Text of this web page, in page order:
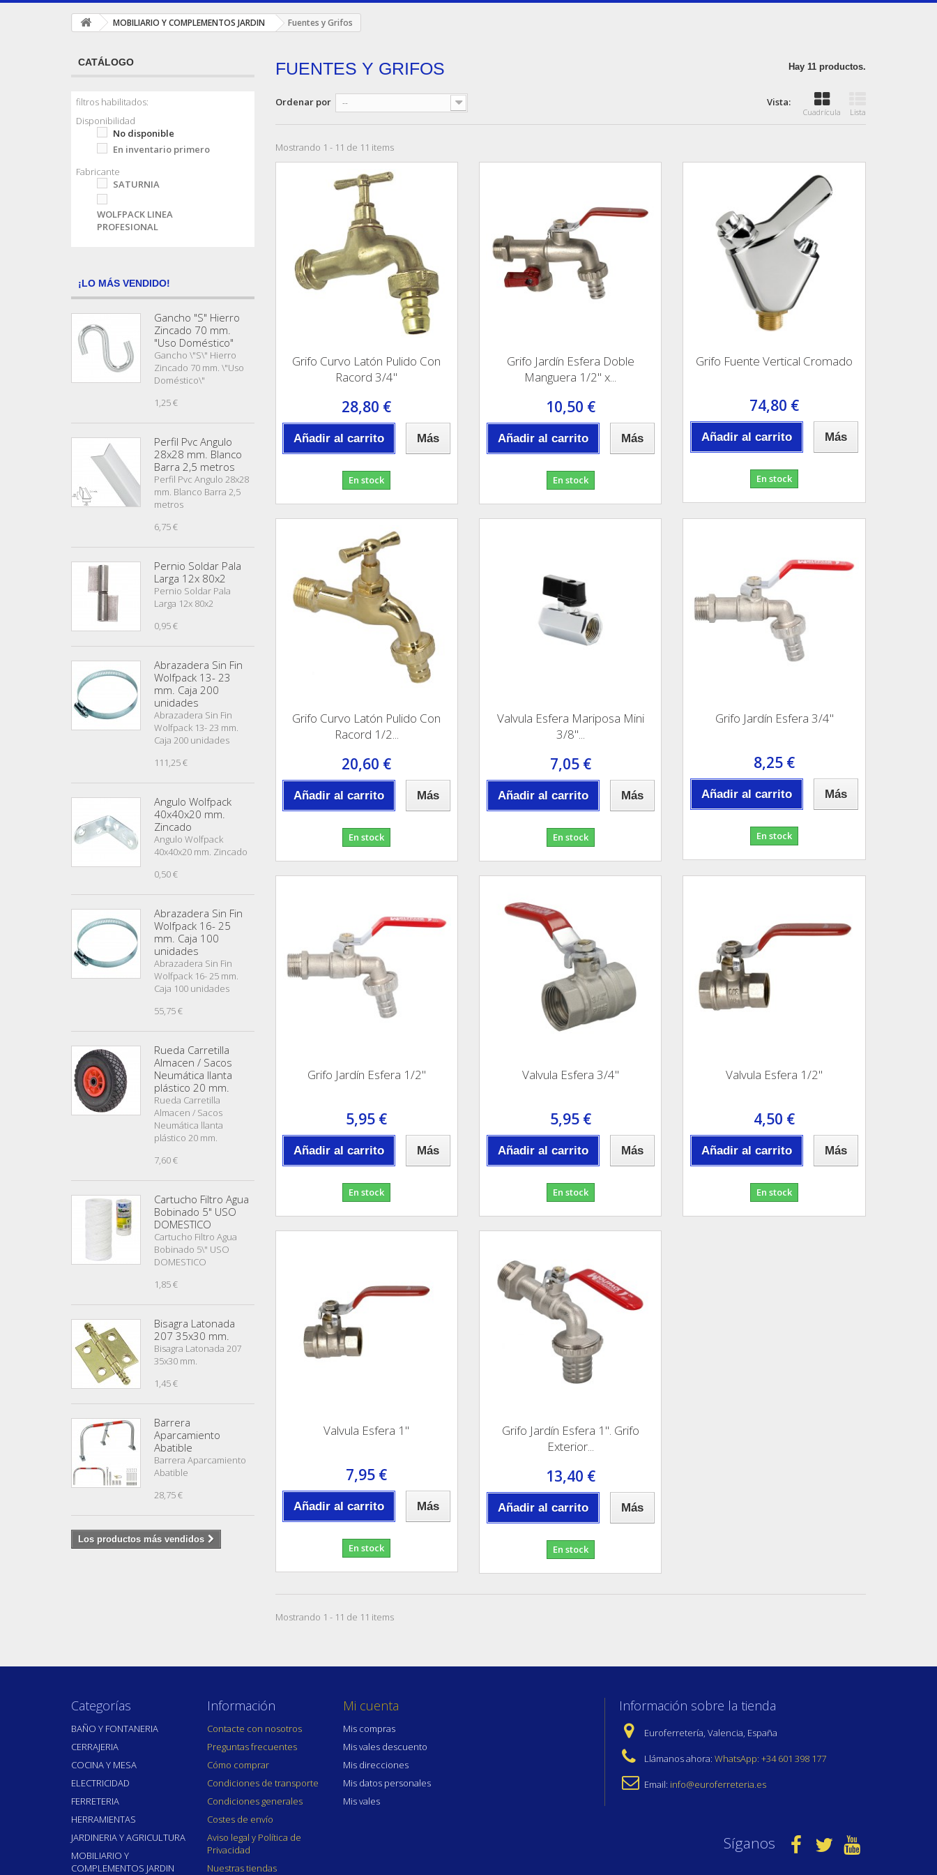
MOBILIARIO Y COMPLEMENTOS JARDIN Fuentes y Grifos
CATÁLOGO
filtros habilitados:
Disponibilidad
No disponible
En inventario primero
Fabricante
SATURNIA
WOLFPACK LINEA
PROFESIONAL
¡LO MÁS VENDIDO!
Gancho "S" Hierro
Zincado 70 mm.
"Uso Doméstico"
Gancho \"S\" Hierro
Zincado 70 mm. \"Uso
Doméstico\"
1,25 €
Perfil Pvc Angulo
28x28 mm. Blanco
Barra 2,5 metros
Perfil Pvc Angulo 28x28
mm. Blanco Barra 2,5
metros
6,75 €
Pernio Soldar Pala
Larga 12x 80x2
Pernio Soldar Pala
Larga 12x 80x2
0,95 €
Abrazadera Sin Fin
Wolfpack 13- 23
mm. Caja 200
unidades
Abrazadera Sin Fin
Wolfpack 13- 23 mm.
Caja 200 unidades
111,25 €
Angulo Wolfpack
40x40x20 mm.
Zincado
Angulo Wolfpack
40x40x20 mm. Zincado
0,50 €
Abrazadera Sin Fin
Wolfpack 16- 25
mm. Caja 100
unidades
Abrazadera Sin Fin
Wolfpack 16- 25 mm.
Caja 100 unidades
55,75 €
Rueda Carretilla
Almacen / Sacos
Neumática llanta
plástico 20 mm.
Rueda Carretilla
Almacen / Sacos
Neumática llanta
plástico 20 mm.
7,60 €
Cartucho Filtro Agua
Bobinado 5" USO
DOMESTICO
Cartucho Filtro Agua
Bobinado 5\" USO
DOMESTICO
1,85 €
Bisagra Latonada
207 35x30 mm.
Bisagra Latonada 207
35x30 mm.
1,45 €
Barrera
Aparcamiento
Abatible
Barrera Aparcamiento
Abatible
28,75 €
Los productos más vendidos
FUENTES Y GRIFOS Hay 11 productos.
Vista:
Cuadrícula Lista
Ordenar por --
Mostrando 1 - 11 de 11 items
Grifo Curvo Latón Pulido Con
Racord 3/4"
28,80 €
Añadir al carrito Más
En stock
Grifo Jardín Esfera Doble
Manguera 1/2" x...
10,50 €
Añadir al carrito Más
En stock
Grifo Fuente Vertical Cromado
74,80 €
Añadir al carrito Más
En stock
Grifo Curvo Latón Pulido Con
Racord 1/2...
20,60 €
Añadir al carrito Más
En stock
Valvula Esfera Mariposa Mini
3/8"...
7,05 €
Añadir al carrito Más
En stock
Grifo Jardín Esfera 3/4"
8,25 €
Añadir al carrito Más
En stock
Grifo Jardín Esfera 1/2"
5,95 €
Añadir al carrito Más
En stock
Valvula Esfera 3/4"
5,95 €
Añadir al carrito Más
En stock
Valvula Esfera 1/2"
4,50 €
Añadir al carrito Más
En stock
Valvula Esfera 1"
7,95 €
Añadir al carrito Más
En stock
Grifo Jardín Esfera 1". Grifo
Exterior...
13,40 €
Añadir al carrito Más
En stock
Mostrando 1 - 11 de 11 items
Categorías
BAÑO Y FONTANERIA
CERRAJERIA
COCINA Y MESA
ELECTRICIDAD
FERRETERIA
HERRAMIENTAS
JARDINERIA Y AGRICULTURA
MOBILIARIO Y
COMPLEMENTOS JARDIN
Información
Contacte con nosotros
Preguntas frecuentes
Cómo comprar
Condiciones de transporte
Condiciones generales
Costes de envío
Aviso legal y Política de
Privacidad
Nuestras tiendas
Mi cuenta
Mis compras
Mis vales descuento
Mis direcciones
Mis datos personales
Mis vales
Información sobre la tienda
Euroferretería, Valencia, España
Llámanos ahora: WhatsApp: +34 601 398 177
Email: info@euroferreteria.es
Síganos